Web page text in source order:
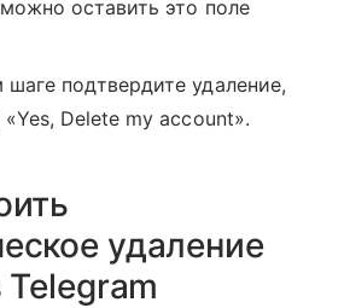
оставить это поле
подтвердите удаление,
Delete my account».
удаление
Telegram